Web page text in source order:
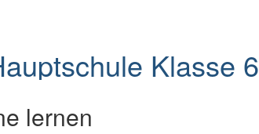
Klasse 6
lernen